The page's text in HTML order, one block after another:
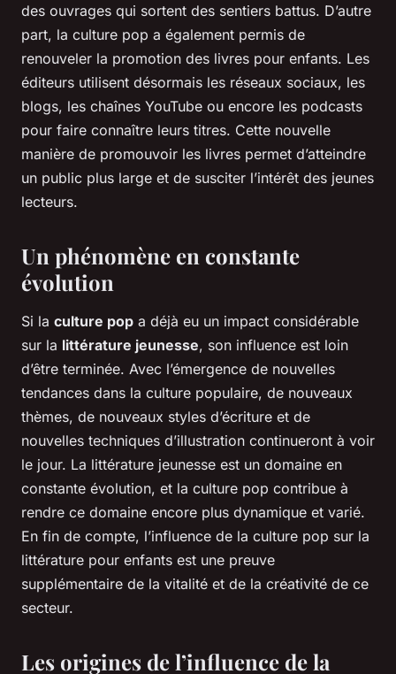
des ouvrages qui sortent des sentiers battus. D’autre
part, la culture pop a également permis de
renouveler la promotion des livres pour enfants. Les
éditeurs utilisent désormais les réseaux sociaux, les
blogs, les chaînes YouTube ou encore les podcasts
pour faire connaître leurs titres. Cette nouvelle
manière de promouvoir les livres permet d’atteindre
un public plus large et de susciter l’intérêt des jeunes
lecteurs.
Un phénomène en constante
évolution
Si la culture pop a déjà eu un impact considérable
sur la littérature jeunesse, son influence est loin
d’être terminée. Avec l’émergence de nouvelles
tendances dans la culture populaire, de nouveaux
thèmes, de nouveaux styles d’écriture et de
nouvelles techniques d’illustration continueront à voir
le jour. La littérature jeunesse est un domaine en
constante évolution, et la culture pop contribue à
rendre ce domaine encore plus dynamique et varié.
En fin de compte, l’influence de la culture pop sur la
littérature pour enfants est une preuve
supplémentaire de la vitalité et de la créativité de ce
secteur.
Les origines de l’influence de la